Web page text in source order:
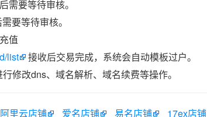
需要等待审核。
要等待审核。
值
list
接收后交易完成，系统会自动模板过户。
修改dns、域名解析、域名续费等操作。
阿里云店铺 爱名店铺 易名店铺 17ex店铺